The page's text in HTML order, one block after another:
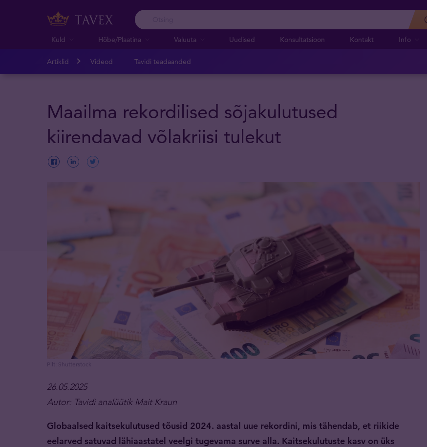
Kuld Hõbe/Plaatina Valuuta Uudised Konsultatsioon Kontakt Info
Artiklid Videod Tavidi teadaanded
Maailma rekordilised sõjakulutused
kiirendavad võlakriisi tulekut
Pilt: Shutterstock
26.05.2025
Autor: Tavidi analüütik Mait Kraun
Globaalsed kaitsekulutused tõusid 2024. aastal uue rekordini, mis tähendab, et riikide
eelarved satuvad lähiaastatel veelgi tugevama surve alla. Kaitsekulutuste kasv on üks